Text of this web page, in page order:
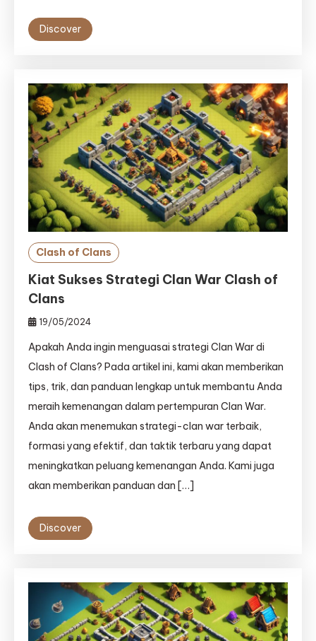
Discover
Clash of Clans
Kiat Sukses Strategi Clan War Clash of
Clans
19/05/2024
Apakah Anda ingin menguasai strategi Clan War di
Clash of Clans? Pada artikel ini, kami akan memberikan
tips, trik, dan panduan lengkap untuk membantu Anda
meraih kemenangan dalam pertempuran Clan War.
Anda akan menemukan strategi-clan war terbaik,
formasi yang efektif, dan taktik terbaru yang dapat
meningkatkan peluang kemenangan Anda. Kami juga
akan memberikan panduan dan […]
Discover